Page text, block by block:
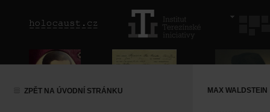
ZPĚT NA ÚVODNÍ STRÁNKU MAX WALDSTEIN